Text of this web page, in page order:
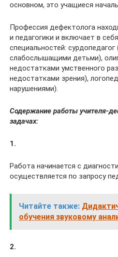
основном, это учащиеся
Профессия дефектолога
и педагогики и включает в
специальностей:
слабослышащими детьми),
недостатками умственного
недостатками зрения),
нарушениями).
Содержание работы учителя-
задачах:
1.
Работа начинается с
осуществляется по запросу
Читайте также:
обучения звуковому
2.